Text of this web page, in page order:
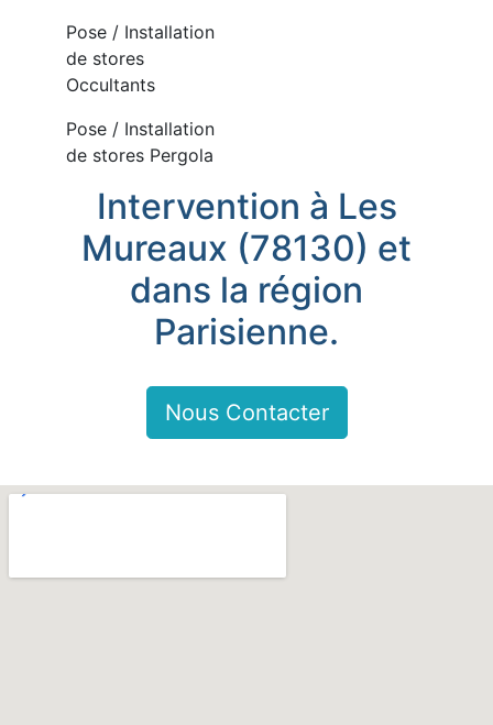
Pose / Installation
de stores
Occultants
Pose / Installation
de stores Pergola
Intervention à Les
Mureaux (78130) et
dans la région
Parisienne.
Nous Contacter